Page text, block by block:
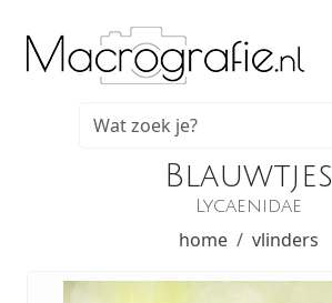
Blauwtjes
Lycaenidae
home vlinders